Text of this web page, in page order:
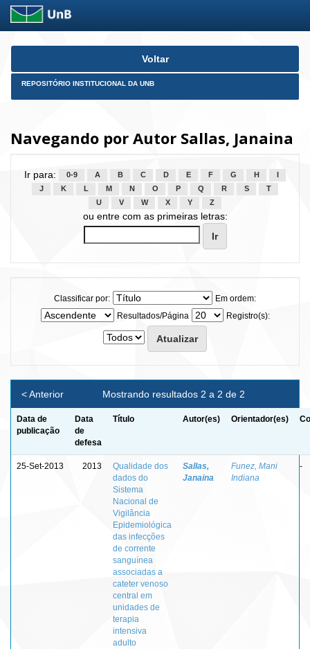
Skip
Voltar
REPOSITÓRIO INSTITUCIONAL DA UNB
Navegando por Autor Sallas, Janaina
Ir para: 0-9 A B C D E F G H
J
K L M N O P Q R S
T
U
V W X Y Z
ou entre com as primeiras letras:
Classificar por:
Em ordem:
Resultados/Página
Registro(s):
Mostrando resultados 2 a 2 de 2
< Anterior
Data de
publicação
Data
de
defesa
Título Autor(es) Orientador(es)
25-Set-2013 2013
Qualidade dos
dados do
Sistema
Nacional de
Vigilância
Epidemiológica
das infecções
de corrente
sanguínea
associadas a
cateter venoso
central em
unidades de
terapia
intensiva
adulto
Sallas,
Janaina
Funez, Mani
Indiana
-